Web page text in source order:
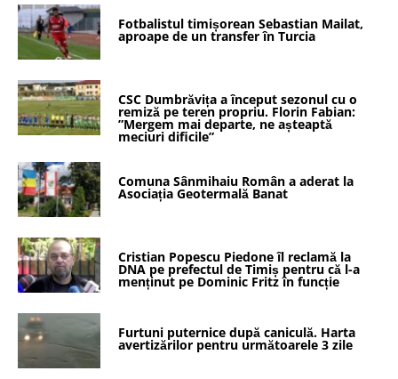
Fotbalistul timișorean Sebastian Mailat,
aproape de un transfer în Turcia
CSC Dumbrăvița a început sezonul cu o
remiză pe teren propriu. Florin Fabian:
”Mergem mai departe, ne așteaptă
meciuri dificile”
Comuna Sânmihaiu Român a aderat la
Asociația Geotermală Banat
Cristian Popescu Piedone îl reclamă la
DNA pe prefectul de Timiș pentru că l-a
menținut pe Dominic Fritz în funcție
Furtuni puternice după caniculă. Harta
avertizărilor pentru următoarele 3 zile